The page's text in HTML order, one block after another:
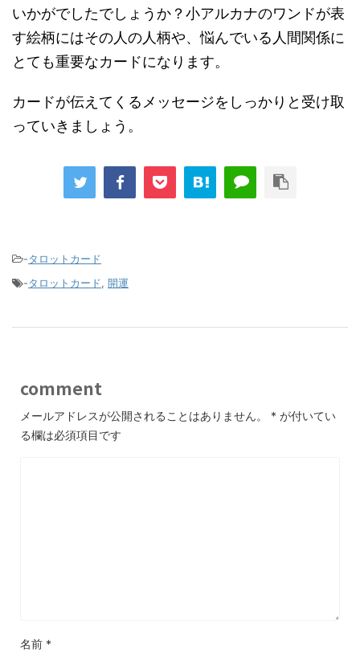
いかがでしたでしょうか？小アルカナのワンドが表
す絵柄にはその人の人柄や、悩んでいる人間関係に
とても重要なカードになります。
カードが伝えてくるメッセージをしっかりと受け取
っていきましょう。
-タロットカード
-タロットカード, 開運
comment
メールアドレスが公開されることはありません。 * が付いてい
る欄は必須項目です
名前 *